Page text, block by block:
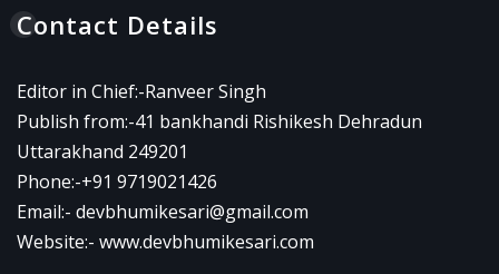
Contact Details
Editor in Chief:-Ranveer Singh
Publish from:-41 bankhandi Rishikesh Dehradun
Uttarakhand 249201
Phone:-+91 9719021426
Email:- devbhumikesari@gmail.com
Website:- www.devbhumikesari.com